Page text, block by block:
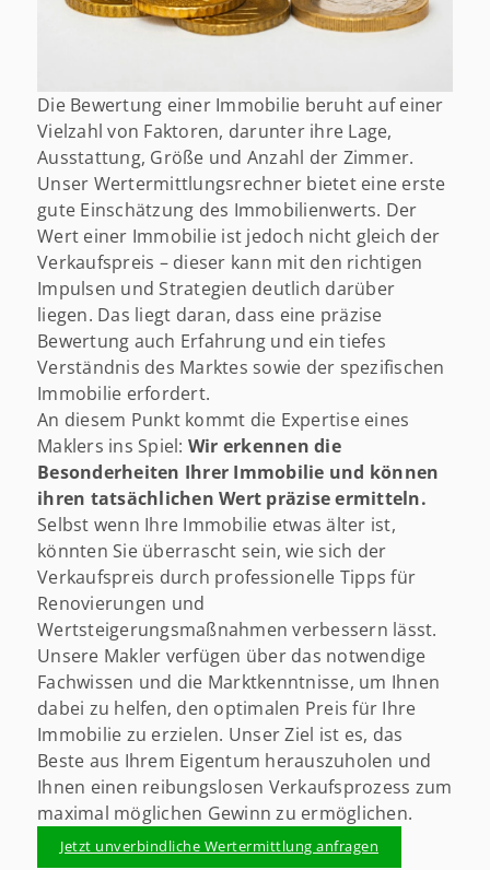
Die Bewertung einer Immobilie beruht auf einer
Vielzahl von Faktoren, darunter ihre Lage,
Ausstattung, Größe und Anzahl der Zimmer.
Unser Wertermittlungsrechner bietet eine erste
gute Einschätzung des Immobilienwerts. Der
Wert einer Immobilie ist jedoch nicht gleich der
Verkaufspreis – dieser kann mit den richtigen
Impulsen und Strategien deutlich darüber
liegen. Das liegt daran, dass eine präzise
Bewertung auch Erfahrung und ein tiefes
Verständnis des Marktes sowie der spezifischen
Immobilie erfordert.
An diesem Punkt kommt die Expertise eines
Maklers ins Spiel: Wir erkennen die
Besonderheiten Ihrer Immobilie und können
ihren tatsächlichen Wert präzise ermitteln.
Selbst wenn Ihre Immobilie etwas älter ist,
könnten Sie überrascht sein, wie sich der
Verkaufspreis durch professionelle Tipps für
Renovierungen und
Wertsteigerungsmaßnahmen verbessern lässt.
Unsere Makler verfügen über das notwendige
Fachwissen und die Marktkenntnisse, um Ihnen
dabei zu helfen, den optimalen Preis für Ihre
Immobilie zu erzielen. Unser Ziel ist es, das
Beste aus Ihrem Eigentum herauszuholen und
Ihnen einen reibungslosen Verkaufsprozess zum
maximal möglichen Gewinn zu ermöglichen.
Jetzt unverbindliche Wertermittlung anfragen